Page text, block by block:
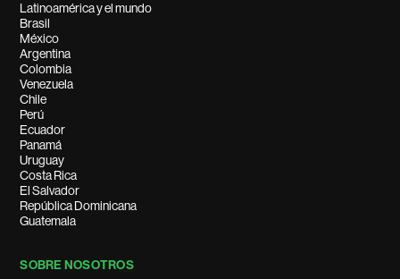
Latinoamérica y el mundo
Brasil
México
Argentina
Colombia
Venezuela
Chile
Perú
Ecuador
Panamá
Uruguay
Costa Rica
El Salvador
República Dominicana
Guatemala
SOBRE NOSOTROS